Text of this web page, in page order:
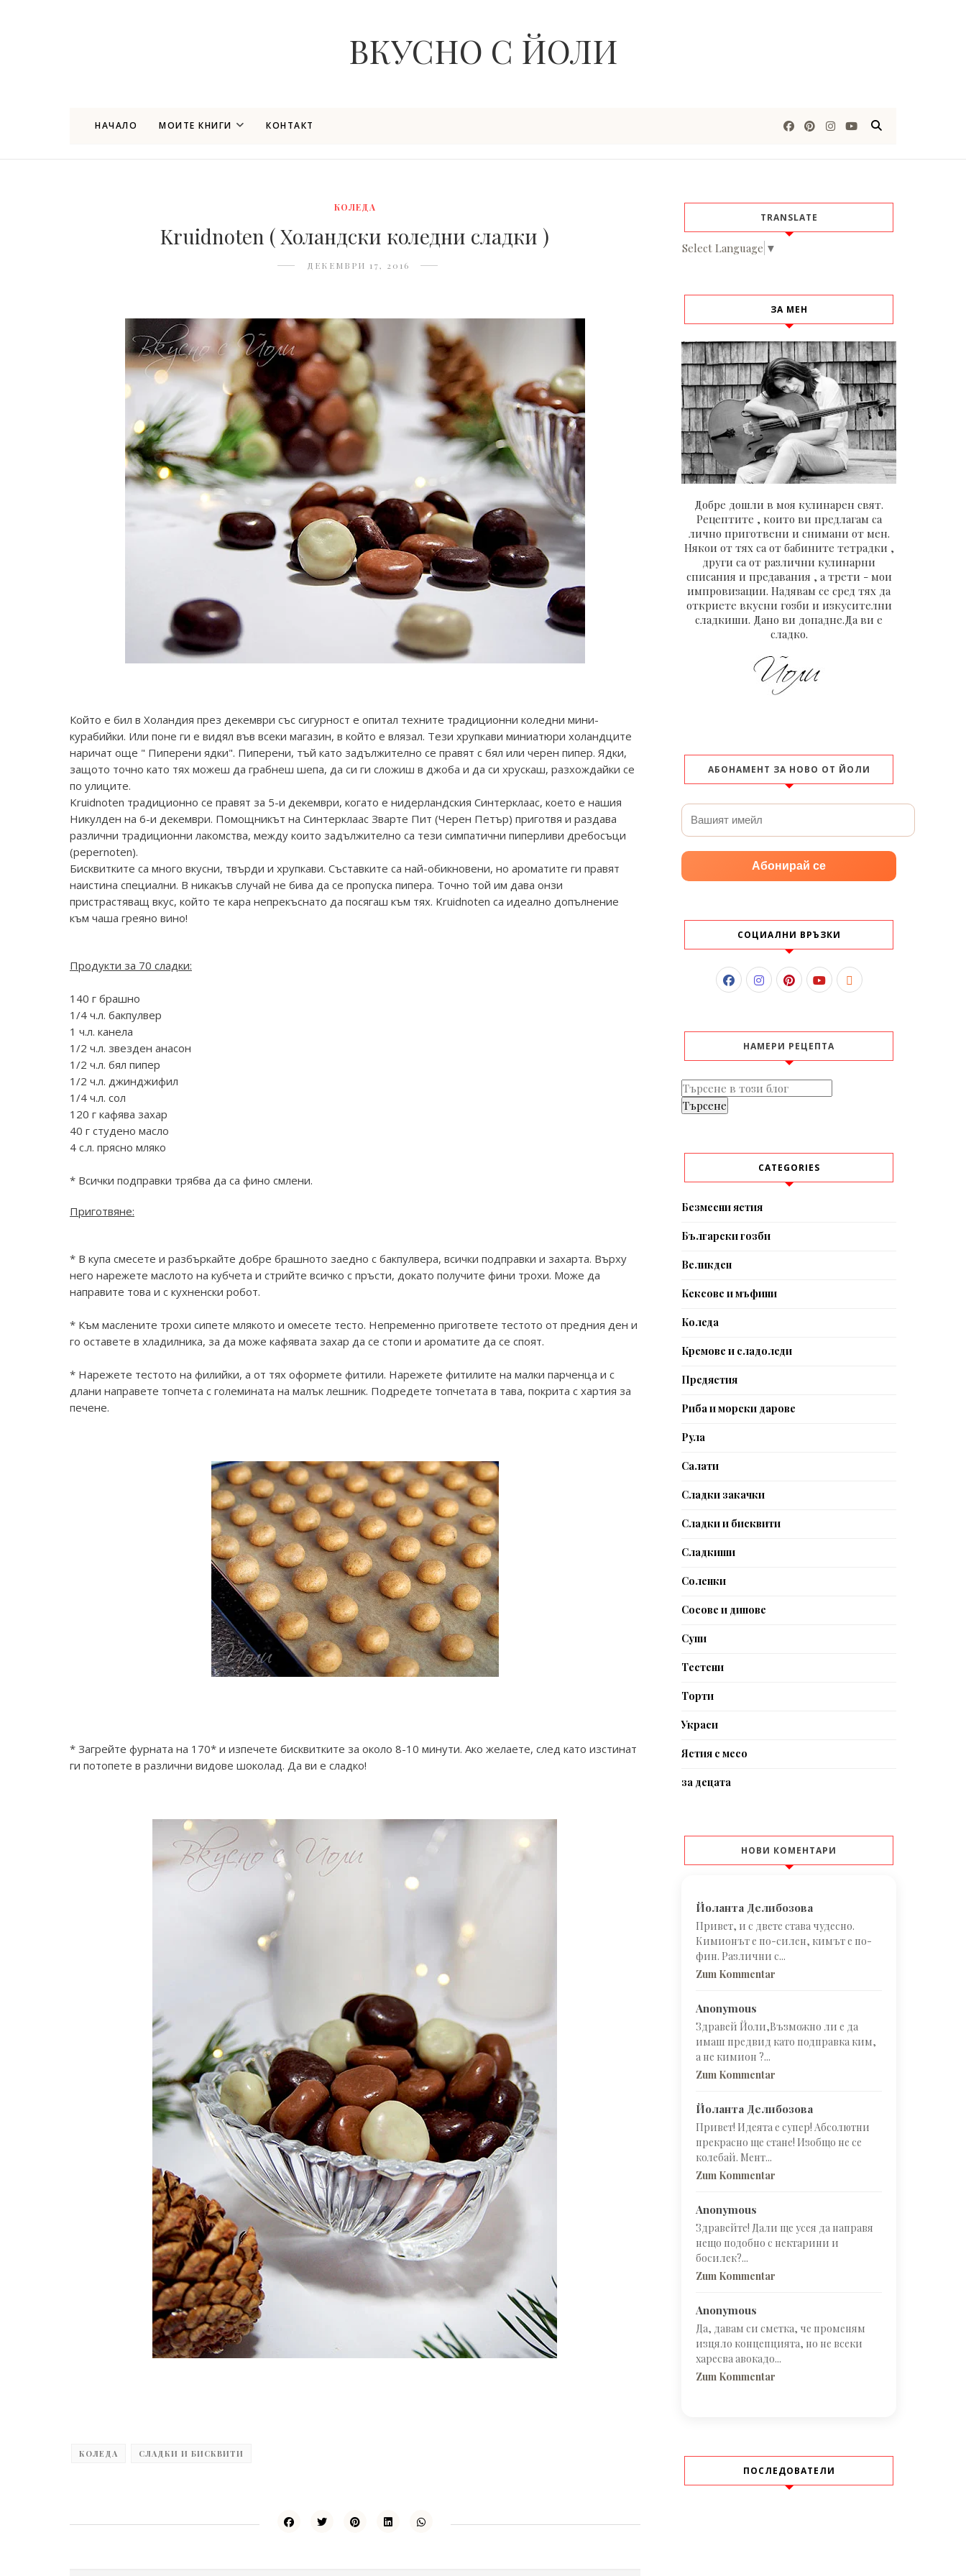
ВКУСНО С ЙОЛИ
НАЧАЛО МОИТЕ КНИГИ КОНТАКТ
КОЛЕДА
Kruidnoten ( Холандски коледни сладки )
ДЕКЕМВРИ 17, 2016
Който е бил в Холандия през декември със сигурност е опитал техните традиционни коледни мини-
курабийки. Или поне ги е видял във всеки магазин, в който е влязал. Тези хрупкави миниатюри холандците
наричат още " Пиперени ядки". Пиперени, тъй като задължително се правят с бял или черен пипер. Ядки,
защото точно като тях можеш да грабнеш шепа, да си ги сложиш в джоба и да си хрускаш, разхождайки се
по улиците.
Kruidnoten традиционно се правят за 5-и декември, когато е нидерландския Синтерклаас, което е нашия
Никулден на 6-и декември. Помощникът на Синтерклаас Зварте Пит (Черен Петър) приготвя и раздава
различни традиционни лакомства, между които задължително са тези симпатични пиперливи дребосъци
(pepernoten).
Бисквитките са много вкусни, твърди и хрупкави. Съставките са най-обикновени, но ароматите ги правят
наистина специални. В никакъв случай не бива да се пропуска пипера. Точно той им дава онзи
пристрастяващ вкус, който те кара непрекъснато да посягаш към тях. Kruidnoten са идеално допълнение
към чаша греяно вино!
Продукти за 70 сладки:
140 г брашно
1/4 ч.л. бакпулвер
1 ч.л. канела
1/2 ч.л. звезден анасон
1/2 ч.л. бял пипер
1/2 ч.л. джинджифил
1/4 ч.л. сол
120 г кафява захар
40 г студено масло
4 с.л. прясно мляко
* Всички подправки трябва да са фино смлени.
Приготвяне:
* В купа смесете и разбъркайте добре брашното заедно с бакпулвера, всички подправки и захарта. Върху
него нарежете маслото на кубчета и стрийте всичко с пръсти, докато получите фини трохи. Може да
направите това и с кухненски робот.
* Към маслените трохи сипете млякото и омесете тесто. Непременно пригответе тестото от предния ден и
го оставете в хладилника, за да може кафявата захар да се стопи и ароматите да се споят.
* Нарежете тестото на филийки, а от тях оформете фитили. Нарежете фитилите на малки парченца и с
длани направете топчета с големината на малък лешник. Подредете топчетата в тава, покрита с хартия за
печене.
* Загрейте фурната на 170* и изпечете бисквитките за около 8-10 минути. Ако желаете, след като изстинат
ги потопете в различни видове шоколад. Да ви е сладко!
КОЛЕДА СЛАДКИ И БИСКВИТИ
TRANSLATE
Select Language ▼
ЗА МЕН
Добре дошли в моя кулинарен свят.
Рецептите , които ви предлагам са
лично приготвени и снимани от мен.
Някои от тях са от бабините тетрадки ,
други са от различни кулинарни
списания и предавания , а трети - мои
импровизации. Надявам се сред тях да
откриете вкусни гозби и изкусителни
сладкиши. Дано ви допадне.Да ви е
сладко.
АБОНАМЕНТ ЗА НОВО ОТ ЙОЛИ
Абонирай се
СОЦИАЛНИ ВРЪЗКИ
НАМЕРИ РЕЦЕПТА
CATEGORIES
Безмесни ястия
Български гозби
Великден
Кексове и мъфини
Коледа
Кремове и сладоледи
Предястия
Риба и морски дарове
Рула
Салати
Сладки закачки
Сладки и бисквити
Сладкиши
Соленки
Сосове и дипове
Супи
Тестени
Торти
Украси
Ястия с месо
за децата
НОВИ КОМЕНТАРИ
Йоланта Делибозова
Привет, и с двете става чудесно.
Кимионът е по-силен, кимът е по-
фин. Различни с...
Zum Kommentar
Anonymous
Здравей Йоли,Възможно ли е да
имаш предвид като подправка ким,
а не кимион ?...
Zum Kommentar
Йоланта Делибозова
Привет! Идеята е супер! Абсолютни
прекрасно ще стане! Изобщо не се
колебай. Мент...
Zum Kommentar
Anonymous
Здравейте! Дали ще усея да направя
нещо подобно с нектарини и
босилек?...
Zum Kommentar
Anonymous
Да, давам си сметка, че променям
изцяло концепцията, но не всеки
харесва авокадо...
Zum Kommentar
ПОСЛЕДОВАТЕЛИ